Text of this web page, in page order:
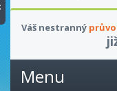
Váš nestranný
Menu